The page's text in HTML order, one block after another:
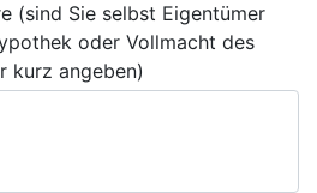
(sind Sie selbst Eigentümer
oder Vollmacht des
kurz angeben)